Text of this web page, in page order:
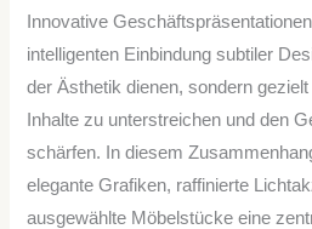
Innovative
intelligenten Einbindung subtiler
der Ästhetik dienen, sondern
Inhalte zu unterstreichen und den
schärfen. In diesem
elegante Grafiken, raffinierte
ausgewählte Möbelstücke eine